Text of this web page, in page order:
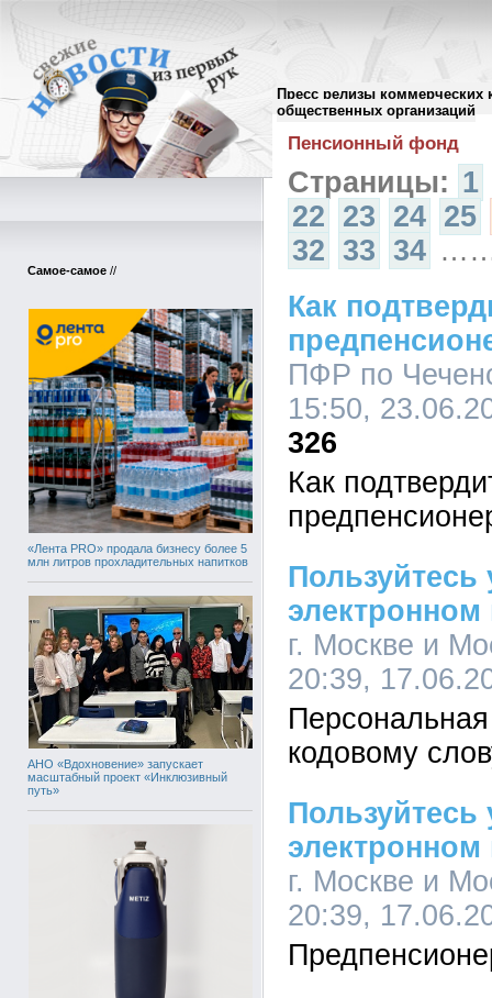
Пресс релизы коммерческих
общественных организаций
Самое-самое //
«Лента PRO» продала бизнесу более 5
млн литров прохладительных напитков
АНО «Вдохновение» запускает
масштабный проект «Инклюзивный
путь»
Архив пресс-релизов//
Пенсионный фонд
Страницы: 1
22 23 24 25
32 33 34
Как
ПФР по
15:50,
326
Как
электронном
г. Москве и
20:39,
кодовому
электронном
г. Москве и
20:39,